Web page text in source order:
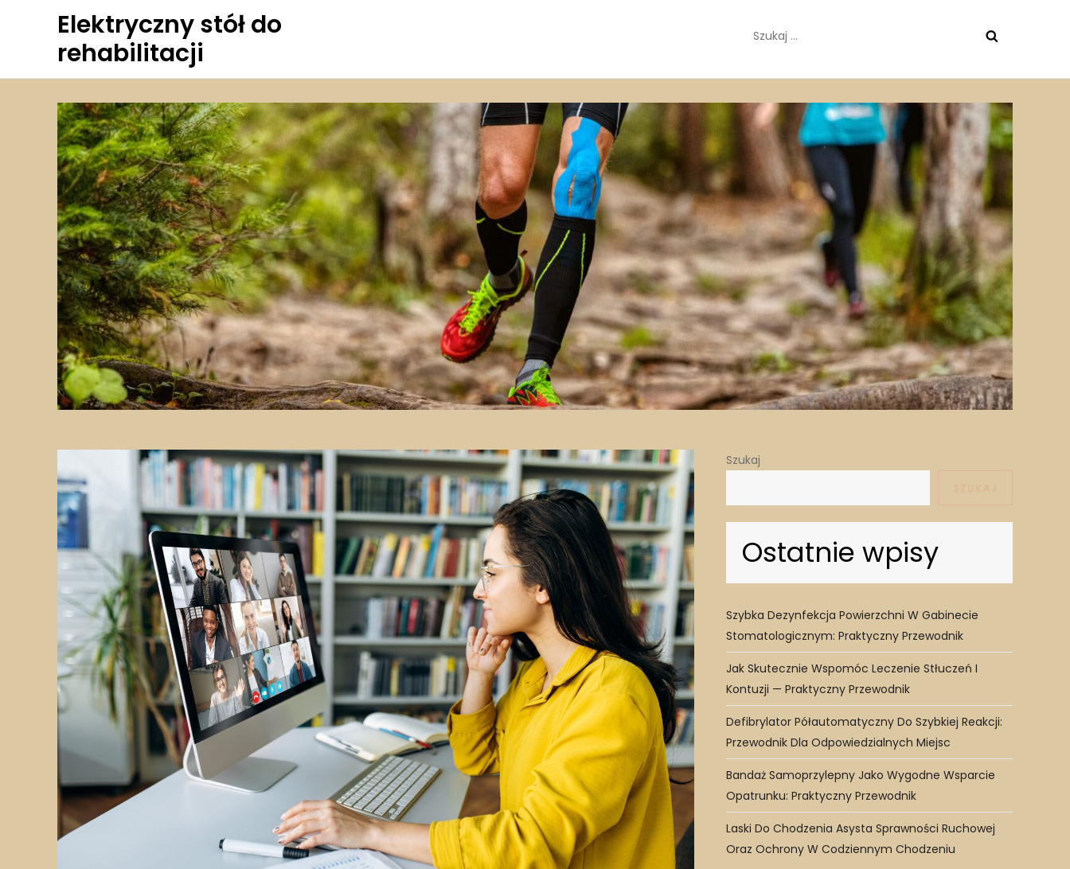
Elektryczny stół do
rehabilitacji
Szukaj
Ostatnie wpisy
Szybka Dezynfekcja Powierzchni W Gabinecie
Stomatologicznym: Praktyczny Przewodnik
Jak Skutecznie Wspomóc Leczenie Stłuczeń I
Kontuzji — Praktyczny Przewodnik
Defibrylator Półautomatyczny Do Szybkiej Reakcji:
Przewodnik Dla Odpowiedzialnych Miejsc
Bandaż Samoprzylepny Jako Wygodne Wsparcie
Opatrunku: Praktyczny Przewodnik
Laski Do Chodzenia Asysta Sprawności Ruchowej
Oraz Ochrony W Codziennym Chodzeniu